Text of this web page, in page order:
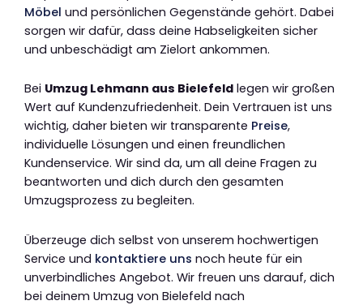
Möbel und persönlichen Gegenstände gehört. Dabei
sorgen wir dafür, dass deine Habseligkeiten sicher
und unbeschädigt am Zielort ankommen.
Bei Umzug Lehmann aus Bielefeld legen wir großen
Wert auf Kundenzufriedenheit. Dein Vertrauen ist uns
wichtig, daher bieten wir transparente Preise,
individuelle Lösungen und einen freundlichen
Kundenservice. Wir sind da, um all deine Fragen zu
beantworten und dich durch den gesamten
Umzugsprozess zu begleiten.
Überzeuge dich selbst von unserem hochwertigen
Service und kontaktiere uns noch heute für ein
unverbindliches Angebot. Wir freuen uns darauf, dich
bei deinem Umzug von Bielefeld nach